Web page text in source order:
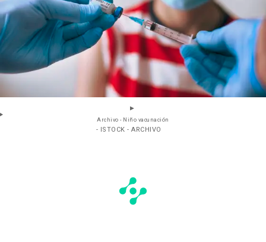
Archivo - Niño vacunación
- ISTOCK - ARCHIVO